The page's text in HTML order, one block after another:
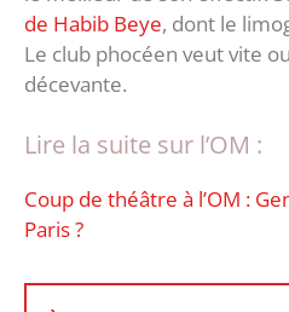
de Habib Beye, dont le
Le club phocéen veut vite
décevante.
Lire la suite sur l’OM :
Coup de théâtre à l’OM :
Paris ?